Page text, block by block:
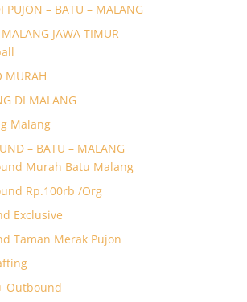
PUJON – BATU – MALANG
JAWA TIMUR
MURAH
DI MALANG
Malang
– BATU – MALANG
Murah Batu Malang
Rp.100rb /Org
Exclusive
Taman Merak Pujon
Outbound